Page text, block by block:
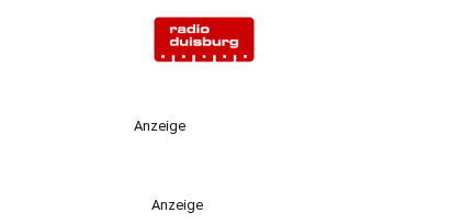
Anzeige
Anzeige